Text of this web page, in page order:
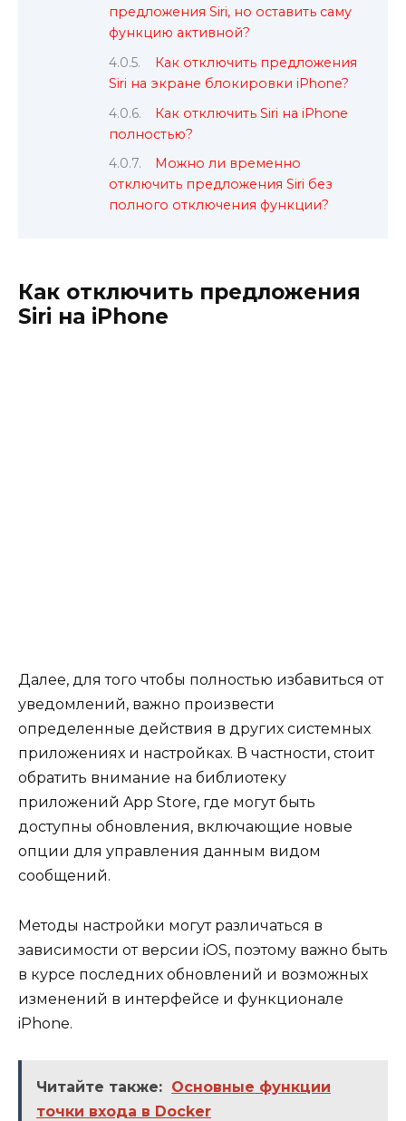
предложения Siri, но оставить саму
функцию активной?
Как отключить предложения
Siri на экране блокировки iPhone?
Как отключить Siri на iPhone
полностью?
Можно ли временно
отключить предложения Siri без
полного отключения функции?
Как отключить предложения
Siri на iPhone
Далее, для того чтобы полностью избавиться от
уведомлений, важно произвести
определенные действия в других системных
приложениях и настройках. В частности, стоит
обратить внимание на библиотеку
приложений App Store, где могут быть
доступны обновления, включающие новые
опции для управления данным видом
сообщений.
Методы настройки могут различаться в
зависимости от версии iOS, поэтому важно быть
в курсе последних обновлений и возможных
изменений в интерфейсе и функционале
iPhone.
Читайте также: Основные функции
точки входа в Docker